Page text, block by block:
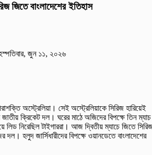
জিতে বাংলাদেশের ইতিহাস
জুন ১১, ২০২৬
অস্ট্রেলিয়া। সেই অস্ট্রেলিয়াকে সিরিজ হারিয়েই
ক্রিকেট দল। ঘরের মাঠে অজিদের বিপক্ষে তিন ম্যাচ
লিড নিরেছিল টাইগাররা। আজ দ্বিতীয় ম্যাচে জিতে
হলুদ জার্সিধারীদের বিপক্ষে ওয়ানডেতে বাংলাদেশের